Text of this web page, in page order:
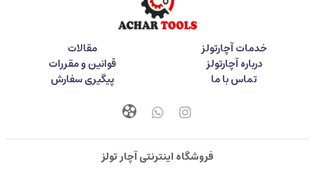
خدمات آچارتولز
مقالات
درباره آچارتولز
قوانین و مقررات
تماس با ما
پیگیری سفارش
فروشگاه اینترنتی آچار تولز